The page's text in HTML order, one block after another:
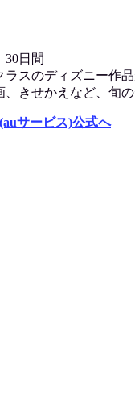
30日間
ラスのディズニー作
、きせかえなど、旬
サービス)公式へ